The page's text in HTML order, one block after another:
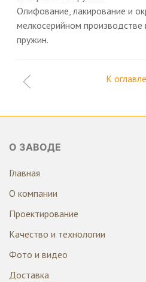
Олифование, лакирование и
мелкосерийном
пружин.
К
О ЗАВОДЕ
Главная
О компании
Проектирование
Качество и технологии
Фото и видео
Доставка